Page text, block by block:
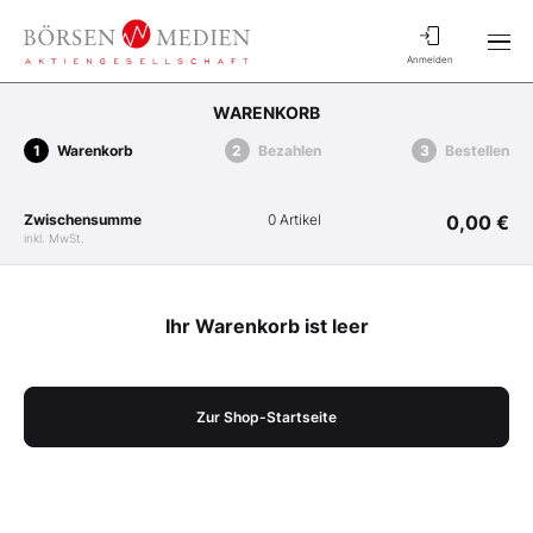
Anmelden
WARENKORB
Warenkorb Bezahlen Bestellen
Zwischensumme
inkl. MwSt.
0 Artikel 0,00 €
Ihr Warenkorb ist leer
Zur Shop-Startseite